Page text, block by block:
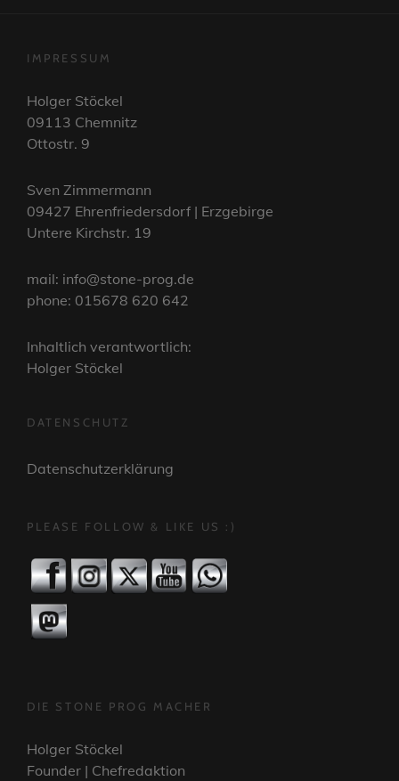
IMPRESSUM
Holger Stöckel
09113 Chemnitz
Ottostr. 9
Sven Zimmermann
09427 Ehrenfriedersdorf | Erzgebirge
Untere Kirchstr. 19
mail: info@stone-prog.de
phone: 015678 620 642
Inhaltlich verantwortlich:
Holger Stöckel
DATENSCHUTZ
Datenschutzerklärung
PLEASE FOLLOW & LIKE US :)
DIE STONE PROG MACHER
Holger Stöckel
Founder | Chefredaktion